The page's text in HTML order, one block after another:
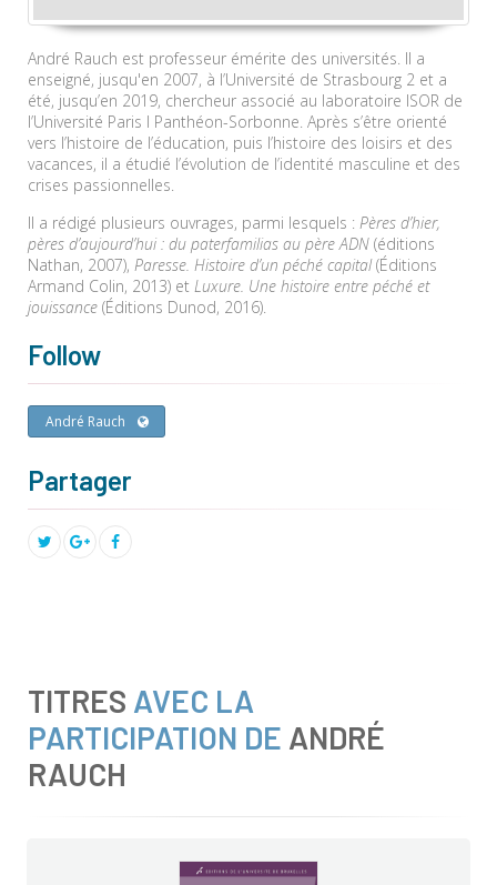
André Rauch est professeur émérite des universités. Il a
enseigné, jusqu'en 2007, à l’Université de Strasbourg 2 et a
été, jusqu’en 2019, chercheur associé au laboratoire ISOR de
l’Université Paris I Panthéon-Sorbonne. Après s’être orienté
vers l’histoire de l’éducation, puis l’histoire des loisirs et des
vacances, il a étudié l’évolution de l’identité masculine et des
crises passionnelles.
Il a rédigé plusieurs ouvrages, parmi lesquels : Pères d’hier,
pères d’aujourd’hui : du paterfamilias au père ADN (éditions
Nathan, 2007), Paresse. Histoire d’un péché capital(Éditions
Armand Colin, 2013) et Luxure. Une histoire entre péché et
jouissance (Éditions Dunod, 2016).
Follow
André Rauch
Partager
TITRES AVEC LA
PARTICIPATION DE ANDRÉ
RAUCH